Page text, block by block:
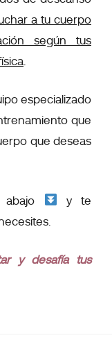
a tu cuerpo
según tus
especializado
que
que deseas
abajo
y te
y desafía tus